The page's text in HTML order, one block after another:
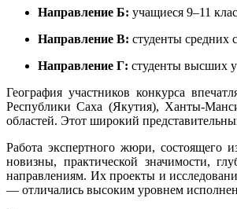
Направление Б: учащиеся 9–11
Направление В: студенты средних
Направление Г: студенты высших
География участников конкурса
Республики Саха (Якутия), Ханты-
областей. Этот широкий
Работа экспертного жюри, состоящего
новизны, практической значимости,
направлениям. Их проекты и
— отличались высоким уровнем